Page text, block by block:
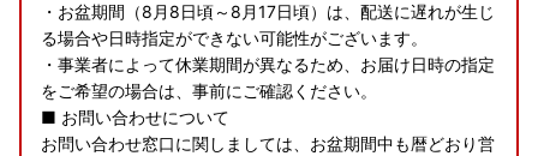
・お盆期間（8月8日頃～8月17日頃）は、配送に遅れが生じ
る場合や日時指定ができない可能性がございます。
・事業者によって休業期間が異なるため、お届け日時の指定
をご希望の場合は、事前にご確認ください。
■ お問い合わせについて
お問い合わせ窓口に関しましては、お盆期間中も暦どおり営